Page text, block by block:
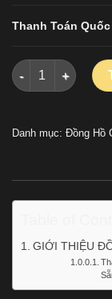
Thanh Toán Quốc
ĐỒNG HỒ ROLEX
Danh mục: Đồng Hồ
GIỚI THIỆU